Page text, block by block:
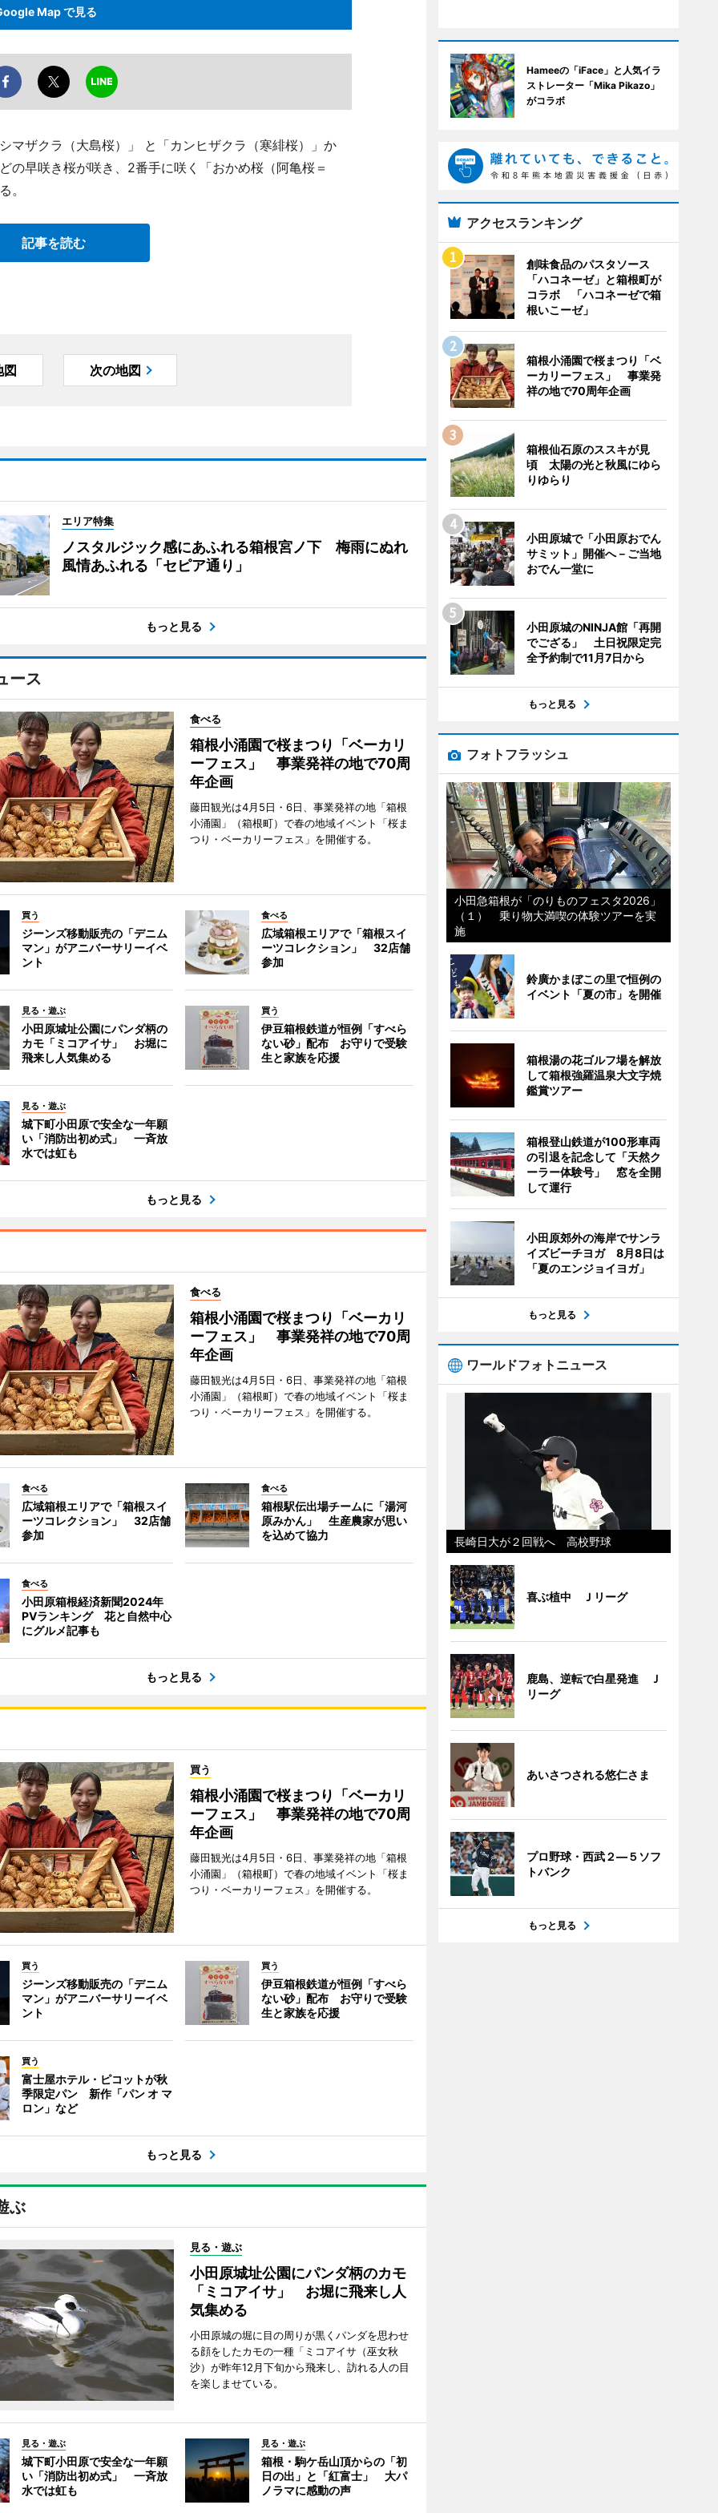
Map で見る
マザクラ（大島桜）」 と「カンヒザクラ（寒緋桜）」か
の早咲き桜が咲き、2番手に咲く「おかめ桜（阿亀桜＝
。
記事を読む
図 次の地図
エリア特集
ノスタルジック感にあふれる箱根宮ノ下 梅雨にぬれ
風情あふれる「セピア通り」
もっと見る
ース
食べる
箱根小涌園で桜まつり「ベーカリ
ーフェス」 事業発祥の地で70周
年企画
藤田観光は4月5日・6日、事業発祥の地「箱根
小涌園」（箱根町）で春の地域イベント「桜ま
つり・ベーカリーフェス」を開催する。
買う
ジーンズ移動販売の「デニム
マン」がアニバーサリーイベ
ント
食べる
広域箱根エリアで「箱根スイ
ーツコレクション」 32店舗
参加
見る・遊ぶ
小田原城址公園にパンダ柄の
カモ「ミコアイサ」 お堀に
飛来し人気集める
買う
伊豆箱根鉄道が恒例「すべら
ない砂」配布 お守りで受験
生と家族を応援
見る・遊ぶ
城下町小田原で安全な一年願
い「消防出初め式」 一斉放
水では虹も
もっと見る
食べる
箱根小涌園で桜まつり「ベーカリ
ーフェス」 事業発祥の地で70周
年企画
藤田観光は4月5日・6日、事業発祥の地「箱根
小涌園」（箱根町）で春の地域イベント「桜ま
つり・ベーカリーフェス」を開催する。
食べる
広域箱根エリアで「箱根スイ
ーツコレクション」 32店舗
参加
食べる
箱根駅伝出場チームに「湯河
原みかん」 生産農家が思い
を込めて協力
食べる
小田原箱根経済新聞2024年
PVランキング 花と自然中心
にグルメ記事も
もっと見る
買う
箱根小涌園で桜まつり「ベーカリ
ーフェス」 事業発祥の地で70周
年企画
藤田観光は4月5日・6日、事業発祥の地「箱根
小涌園」（箱根町）で春の地域イベント「桜ま
つり・ベーカリーフェス」を開催する。
買う
ジーンズ移動販売の「デニム
マン」がアニバーサリーイベ
ント
買う
伊豆箱根鉄道が恒例「すべら
ない砂」配布 お守りで受験
生と家族を応援
買う
富士屋ホテル・ピコットが秋
季限定パン 新作「パン オ マ
ロン」など
もっと見る
ぶ
見る・遊ぶ
小田原城址公園にパンダ柄のカモ
「ミコアイサ」 お堀に飛来し人
気集める
小田原城の堀に目の周りが黒くパンダを思わせ
る顔をしたカモの一種「ミコアイサ（巫女秋
沙）が昨年12月下旬から飛来し、訪れる人の目
を楽しませている。
見る・遊ぶ
城下町小田原で安全な一年願
い「消防出初め式」 一斉放
水では虹も
見る・遊ぶ
箱根・駒ケ岳山頂からの「初
日の出」と「紅富士」 大パ
ノラマに感動の声
Hameeの「iFace」と人気イラ
ストレーター「Mika Pikazo」
がコラボ
アクセスランキング
創味食品のパスタソース
「ハコネーゼ」と箱根町が
コラボ 「ハコネーゼで箱
根いこーゼ」
箱根小涌園で桜まつり「ベ
ーカリーフェス」 事業発
祥の地で70周年企画
箱根仙石原のススキが見
頃 太陽の光と秋風にゆら
りゆらり
小田原城で「小田原おでん
サミット」開催へ－ご当地
おでん一堂に
小田原城のNINJA館「再開
でござる」 土日祝限定完
全予約制で11月7日から
もっと見る
フォトフラッシュ
小田急箱根が「のりものフェスタ2026」
（１） 乗り物大満喫の体験ツアーを実
施
鈴廣かまぼこの里で恒例の
イベント「夏の市」を開催
箱根湯の花ゴルフ場を解放
して箱根強羅温泉大文字焼
鑑賞ツアー
箱根登山鉄道が100形車両
の引退を記念して「天然ク
ーラー体験号」 窓を全開
して運行
小田原郊外の海岸でサンラ
イズビーチヨガ 8月8日は
「夏のエンジョイヨガ」
もっと見る
ワールドフォトニュース
長崎日大が２回戦へ 高校野球
喜ぶ植中 Ｊリーグ
鹿島、逆転で白星発進 Ｊ
リーグ
あいさつされる悠仁さま
プロ野球・西武２―５ソフ
トバンク
もっと見る